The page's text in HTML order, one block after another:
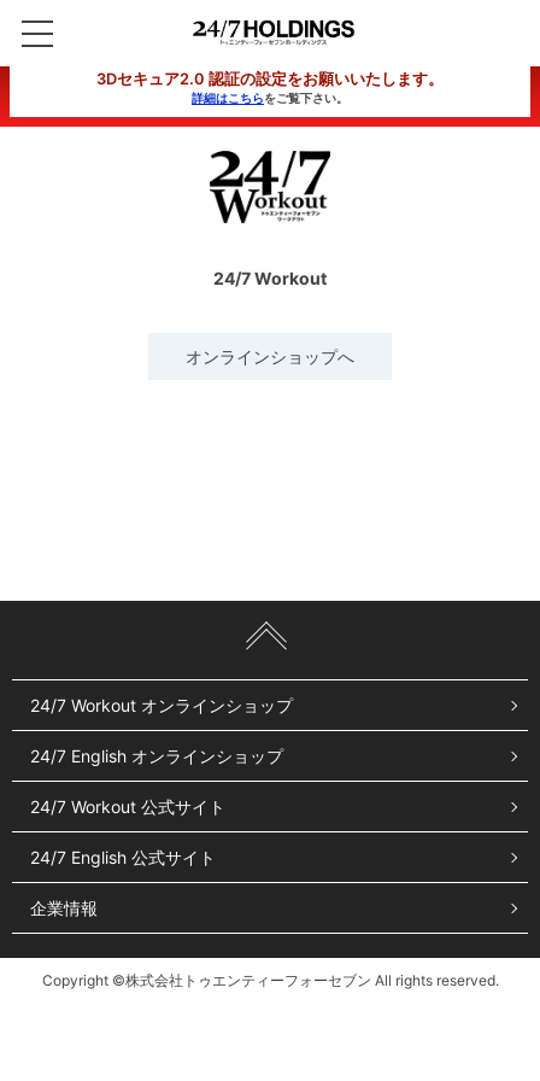
3Dセキュア2.0 認証の設定をお願いいたします。
詳細はこちらをご覧下さい。
24/7 Workout
オンラインショップへ
24/7 Workout オンラインショップ
24/7 English オンラインショップ
24/7 Workout 公式サイト
24/7 English 公式サイト
企業情報
Copyright ©株式会社トゥエンティーフォーセブン All rights reserved.